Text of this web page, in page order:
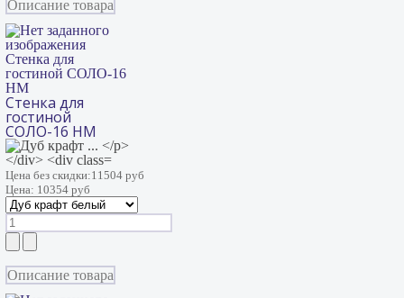
Описание товара
Стенка для
гостиной СОЛО-16
НМ
Стенка для
гостиной
СОЛО-16 НМ
Цена без скидки:11504 руб
Цена: 10354 руб
Описание товара